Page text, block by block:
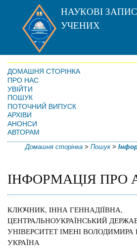
НАУКОВІ
УЧЕНИХ
ДОМАШНЯ СТОРІНКА
ПРО НАС
УВІЙТИ
ПОШУК
ПОТОЧНИЙ ВИПУСК
АРХІВИ
АНОНСИ
АВТОРАМ
Домашня сторінка> Пошук>
ІНФОРМАЦІЯ ПРО
КЛЮЧНИК, ІННА ГЕННАДІЇВНА,
ЦЕНТРАЛЬНОУКРАЇНСЬКИЙ
УНІВЕРСИТЕТ ІМЕНІ
УКРАЇНА